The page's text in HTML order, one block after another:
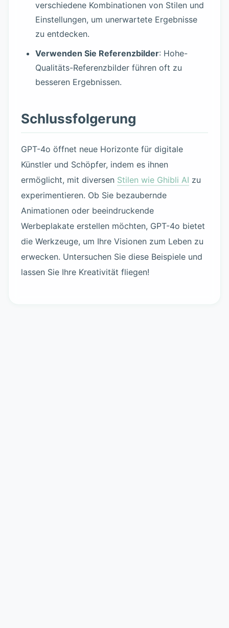
verschiedene Kombinationen von Stilen und
Einstellungen, um unerwartete Ergebnisse
zu entdecken.
Verwenden Sie Referenzbilder: Hohe-
Qualitäts-Referenzbilder führen oft zu
besseren Ergebnissen.
Schlussfolgerung
GPT-4o öffnet neue Horizonte für digitale
Künstler und Schöpfer, indem es ihnen
ermöglicht, mit diversen Stilen wie Ghibli AI zu
experimentieren. Ob Sie bezaubernde
Animationen oder beeindruckende
Werbeplakate erstellen möchten, GPT-4o bietet
die Werkzeuge, um Ihre Visionen zum Leben zu
erwecken. Untersuchen Sie diese Beispiele und
lassen Sie Ihre Kreativität fliegen!